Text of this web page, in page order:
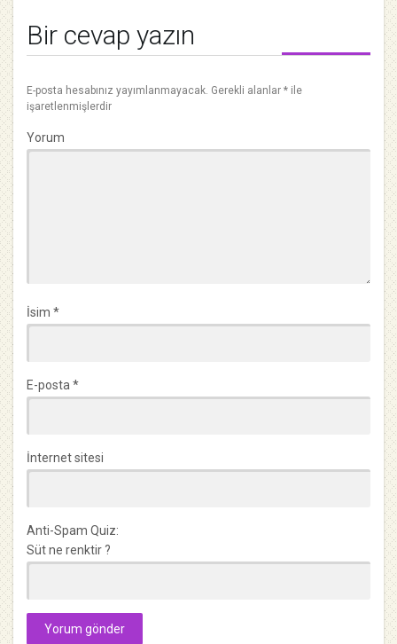
Bir cevap yazın
E-posta hesabınız yayımlanmayacak. Gerekli alanlar * ile
işaretlenmişlerdir
Yorum
İsim *
E-posta *
İnternet sitesi
Anti-Spam Quiz:
Süt ne renktir ?